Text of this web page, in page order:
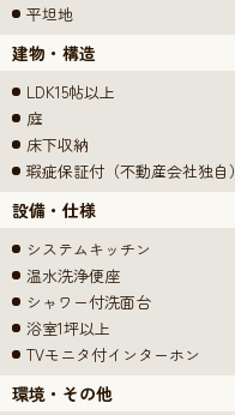
平坦地
建物・構造
LDK15帖以上
庭
床下収納
瑕疵保証付（不動産会社独自）
設備・仕様
システムキッチン
温水洗浄便座
シャワー付洗面台
浴室1坪以上
TVモニタ付インターホン
環境・その他